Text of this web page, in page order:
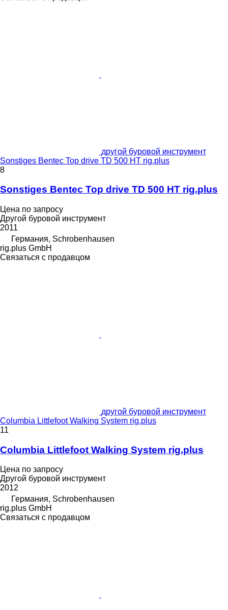
другой буровой инструмент
Sonstiges Bentec Top drive TD 500 HT rig.plus
8
Sonstiges Bentec Top drive TD 500 HT rig.plus
Цена по запросу
Другой буровой инструмент
2011
Германия, Schrobenhausen
rig.plus GmbH
Связаться с продавцом
другой буровой инструмент
Columbia Littlefoot Walking System rig.plus
11
Columbia Littlefoot Walking System rig.plus
Цена по запросу
Другой буровой инструмент
2012
Германия, Schrobenhausen
rig.plus GmbH
Связаться с продавцом